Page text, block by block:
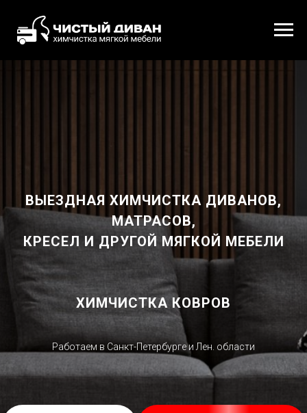
ВЫЕЗДНАЯ ХИМЧИСТКА ДИВАНОВ,
МАТРАСОВ,
КРЕСЕЛ И ДРУГОЙ МЯГКОЙ МЕБЕЛИ
ХИМЧИСТКА КОВРОВ
Работаем в Санкт-Петербурге и Лен. области